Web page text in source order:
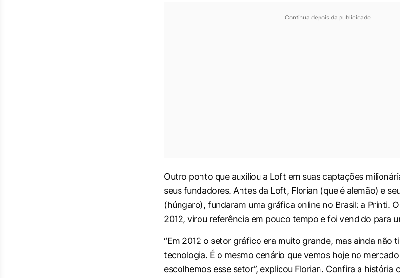
Continua depois da publicidade
Outro ponto que auxiliou a Loft em suas captações
seus fundadores. Antes da Loft, Florian (que é alemão) e
(húngaro), fundaram uma gráfica online no Brasil: a Printi.
2012, virou referência em pouco tempo e foi vendido para
“Em 2012 o setor gráfico era muito grande, mas ainda não
tecnologia. É o mesmo cenário que vemos hoje no
escolhemos esse setor”, explicou Florian. Confira a história